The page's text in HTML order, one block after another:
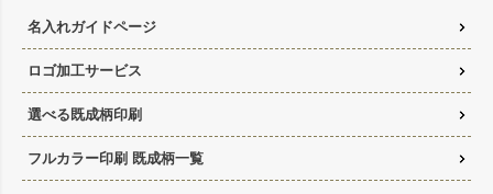
名入れガイドページ
ロゴ加工サービス
選べる既成柄印刷
フルカラー印刷 既成柄一覧